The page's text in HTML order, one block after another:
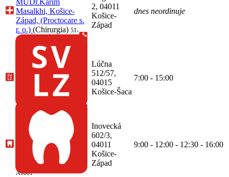
Masalkhi, Košice-
Západ, (Proctocare s.
r. o.) (Chirurgia) 51-
52588319-A0002
2, 04011
Košice-
Západ
dnes neordinuje
SVaLZ, rádiológia,
Košice-Šaca,
(Kardiocentrum
Počítačová tomografia
- CT)
51-54042143-A0009
Lúčna
512/57,
04015
Košice-Šaca
7:00 - 15:00
Ambulancia zubného
lekárstva, Angelina
Lendiel, Košice-
Západ, (LeGaDent s.
r. o.)(Zubné
lekárstvo)
68-55523927-
A0001
Inovecká
602/3,
04011
Košice-
Západ
9:00 - 12:00 - 12:30 - 16:00